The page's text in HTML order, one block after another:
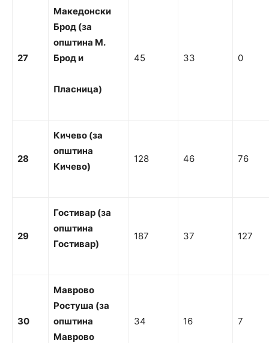
27
Македонски
Брод (за
општина М.
Броди
Пласница)
45 33 0
28
Кичево (за
општина
Кичево)
128 46 76
29
Гостивар (за
општина
Гостивар)
187 37 127
30
Маврово
Ростуша (за
општина
Маврово
34 16 7